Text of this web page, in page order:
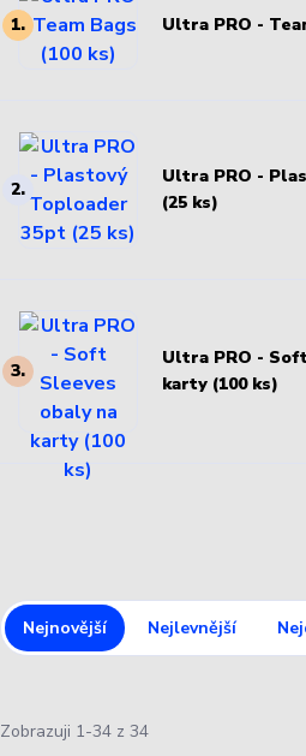
1. Ultra PRO -
2.
Ultra PRO -
(25 ks)
3.
Ultra PRO -
karty (100 ks)
Nejnovější Nejlevnější
Zobrazuji 1-34 z 34